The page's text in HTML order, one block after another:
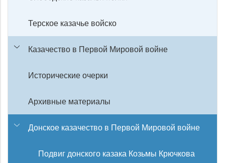
Терское казачье войско
Казачество в Первой Мировой войне
Исторические очерки
Архивные материалы
Донское казачество в Первой Мировой войне
Подвиг донского казака Козьмы Крючкова